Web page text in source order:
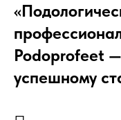
Podoprofeet
успешному